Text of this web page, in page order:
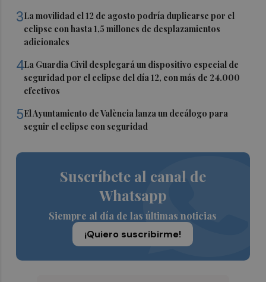
3La movilidad el 12 de agosto podría duplicarse por el
eclipse con hasta 1,5 millones de desplazamientos
adicionales
4La Guardia Civil desplegará un dispositivo especial de
seguridad por el eclipse del día 12, con más de 24.000
efectivos
5El Ayuntamiento de València lanza un decálogo para
seguir el eclipse con seguridad
Suscríbete al canal de
Whatsapp
Siempre al día de las últimas noticias
¡Quiero suscribirme!